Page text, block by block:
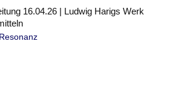
16.04.26 | Ludwig Harigs Werk
Resonanz